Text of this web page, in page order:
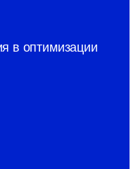
в оптимизации